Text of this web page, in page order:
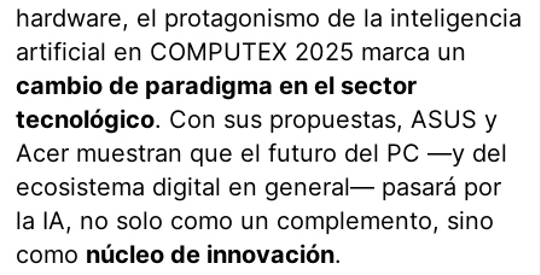
hardware, el protagonismo de la inteligencia
artificial en COMPUTEX 2025 marca un
cambio de paradigma en el sector
tecnológico. Con sus propuestas, ASUS y
Acer muestran que el futuro del PC —y del
ecosistema digital en general— pasará por
la IA, no solo como un complemento, sino
como núcleo de innovación.